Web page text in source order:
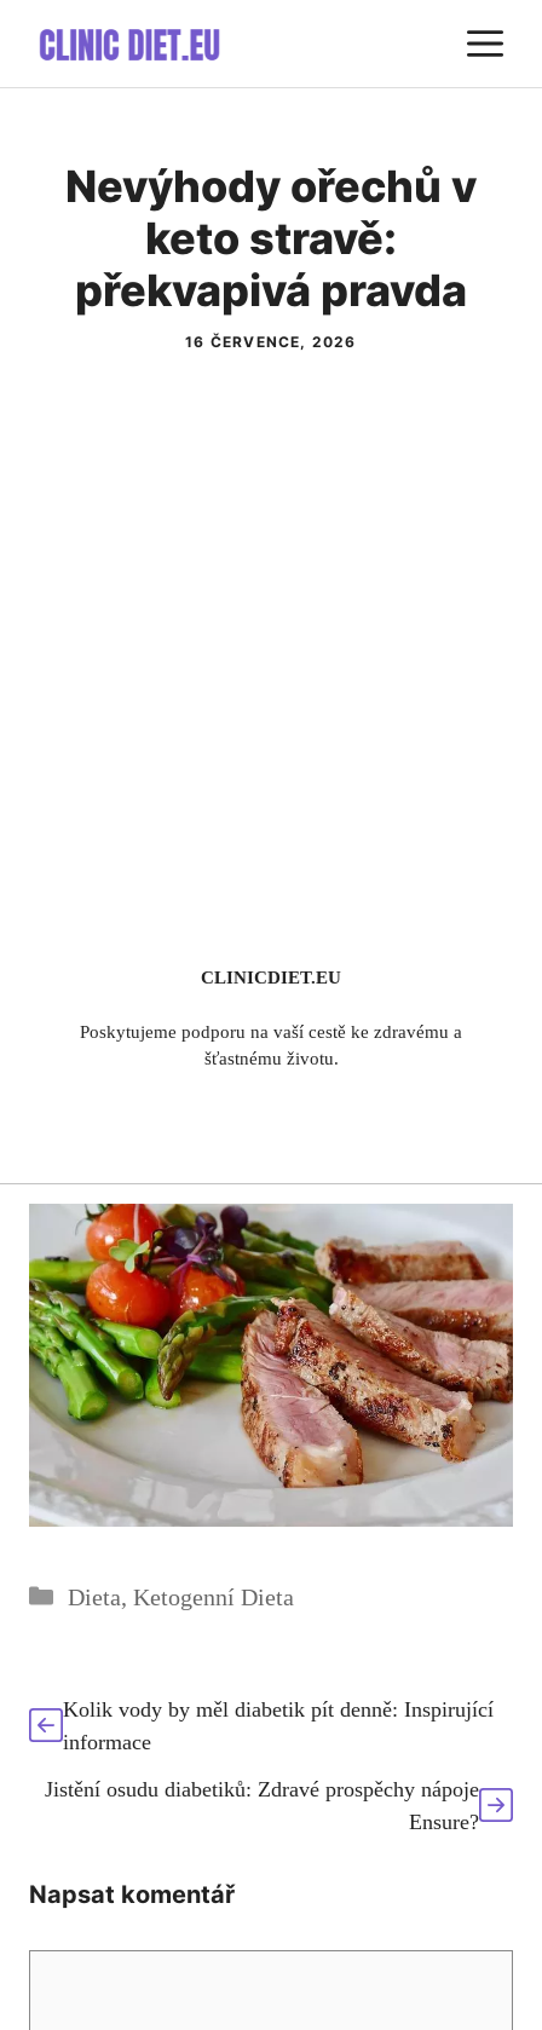
obsah
Nevýhody ořechů v
keto stravě:
překvapivá pravda
16 ČERVENCE, 2026
CLINICDIET.EU
Poskytujeme podporu na vaší cestě ke zdravému a
šťastnému životu.
Rubriky
Dieta, Ketogenní Dieta
Kolik vody by měl diabetik pít denně: Inspirující
informace
Jistění osudu diabetiků: Zdravé prospěchy nápoje
Ensure?
Napsat komentář